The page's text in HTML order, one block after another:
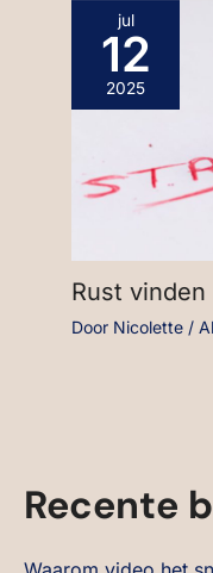
jul
12
2025
Rust
Door Nicolette /
Recente